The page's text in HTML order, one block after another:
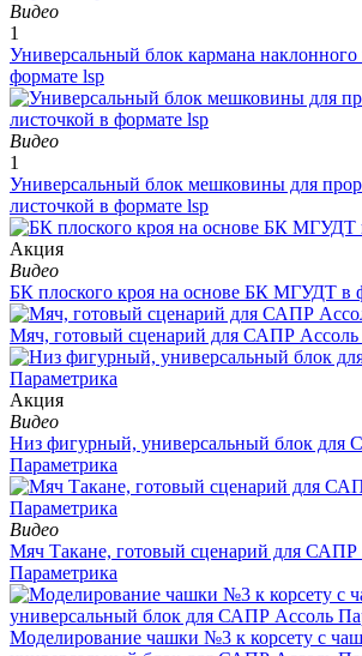
Видео
1
Универсальный блок кармана
формате lsp
Видео
1
Универсальный блок мешковины для
листочкой в формате lsp
Aкция
Видео
БК плоского кроя на основе БК МГУДТ в
Мяч, готовый сценарий для САПР Ассоль
Aкция
Видео
Низ фигурный, универсальный блок для
Параметрика
Видео
Мяч Такане, готовый сценарий для САПР
Параметрика
Моделирование чашки №3 к корсету с